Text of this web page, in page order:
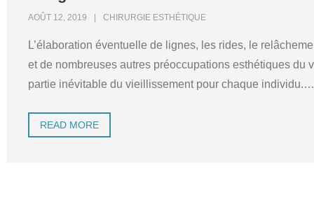
AOÛT 12, 2019 CHIRURGIE ESTHÉTIQUE
L’élaboration éventuelle de lignes, les rides, le
et de nombreuses autres préoccupations esthétiques du
partie inévitable du vieillissement pour chaque individu.…
READ MORE